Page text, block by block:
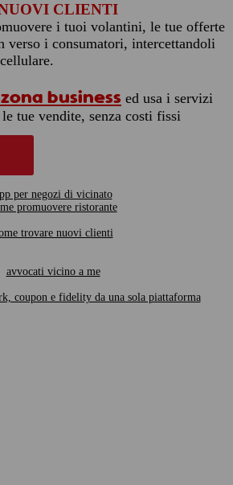
CLIENTI
i tuoi volantini, le tue offerte
verso i consumatori, intercettandoli
business ed usa i servizi
tue vendite, senza costi fissi
per negozi di vicinato
promuovere ristorante
trovare nuovi clienti
avvocati vicino a me
coupon e fidelity da una sola piattaforma